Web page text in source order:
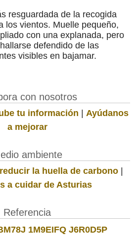
resguardada de la recogida
los vientos. Muelle pequeño,
con una explanada, pero
defendido de las
visibles en bajamar.
con nosotros
tu información | Ayúdanos
a mejorar
ambiente
la huella de carbono|
a cuidar de Asturias
Referencia
1M9EIFQ J6R0D5P